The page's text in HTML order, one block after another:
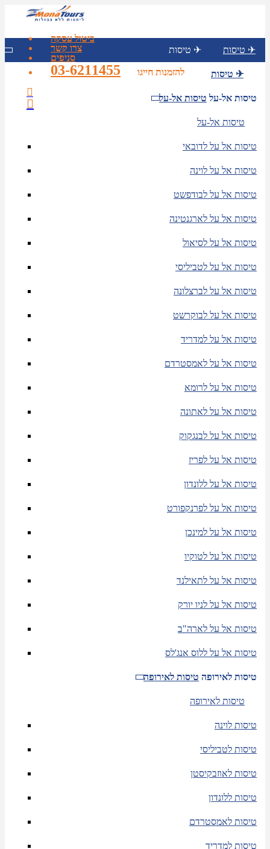
ביטול עסקה
צרו קשר
סניפים
להזמנות חייגו
03-6211455
טיסות ✈ טיסות ✈
טיסות ✈
טיסות אל-על טיסות אל-על
טיסות אל-על
טיסות אל על לדובאי
טיסות אל על לוינה
טיסות אל על לבודפשט
טיסות אל על לארגנטינה
טיסות אל על לסיאול
טיסות אל על לטביליסי
טיסות אל על לברצלונה
טיסות אל על לבוקרשט
טיסות אל על למדריד
טיסות אל על לאמסטרדם
טיסות אל על לרומא
טיסות אל על לאתונה
טיסות אל על לבנגקוק
טיסות אל על לפריז
טיסות אל על ללונדון
טיסות אל על לפרנקפורט
טיסות אל על למינכן
טיסות אל על לטוקיו
טיסות אל על לתאילנד
טיסות אל על לניו יורק
טיסות אל על לארה"ב
טיסות אל על ללוס אנג'לס
טיסות לאירופה טיסות לאירופה
טיסות לאירופה
טיסות לוינה
טיסות לטביליסי
טיסות לאוזבקיסטן
טיסות ללונדון
טיסות לאמסטרדם
טיסות למדריד